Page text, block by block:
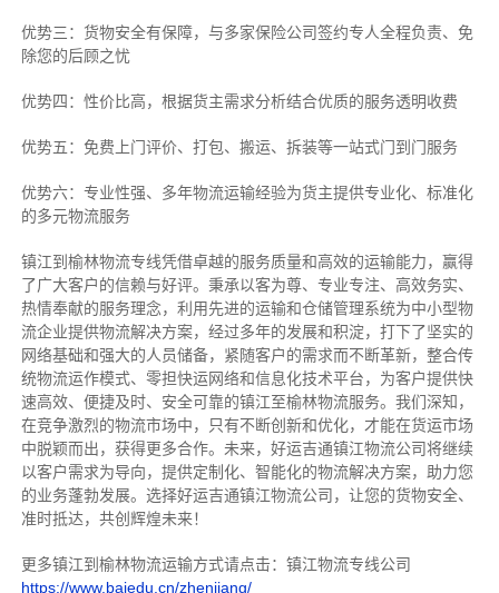
优势三：货物安全有保障，与多家保险公司签约专人全程负责、免
除您的后顾之忧
优势四：性价比高，根据货主需求分析结合优质的服务透明收费
优势五：免费上门评价、打包、搬运、拆装等一站式门到门服务
优势六：专业性强、多年物流运输经验为货主提供专业化、标准化
的多元物流服务
镇江到榆林物流专线凭借卓越的服务质量和高效的运输能力，赢得
了广大客户的信赖与好评。 秉承以客为尊、专业专注、高效务实、
热情奉献的服务理念，利用先进的运输和仓储管理系统为中小型物
流企业提供物流解决方案，经过多年的发展和积淀，打下了坚实的
网络基础和强大的人员储备，紧随客户的需求而不断革新，整合传
统物流运作模式、零担快运网络和信息化技术平台，为客户提供快
速高效、便捷及时、安全可靠的镇江至榆林物流服务。 我们深知，
在竞争激烈的物流市场中，只有不断创新和优化，才能在货运市场
中脱颖而出，获得更多合作。 未来，好运吉通镇江物流公司将继续
以客户需求为导向，提供定制化、智能化的物流解决方案，助力您
的业务蓬勃发展。选择好运吉通镇江物流公司，让您的货物安全、
准时抵达，共创辉煌未来！
更多镇江到榆林物流运输方式请点击：镇江物流专线公司
https://www.baiedu.cn/zhenjiang/